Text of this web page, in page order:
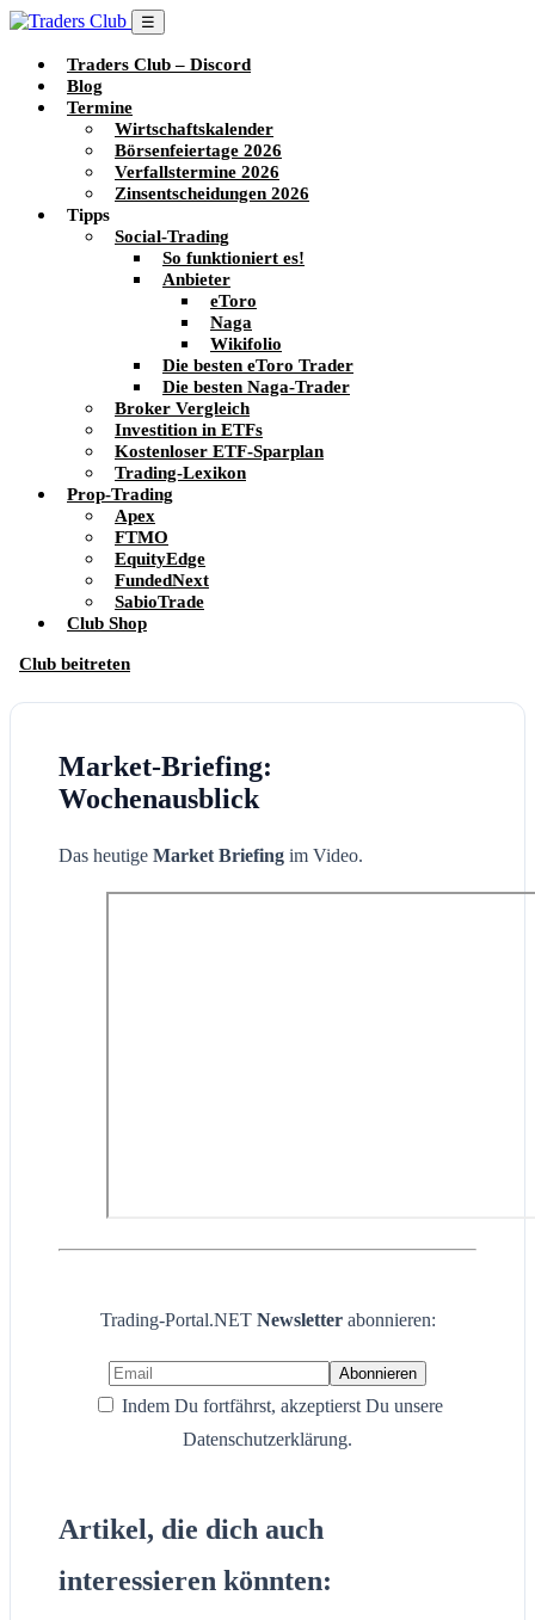
☰
Traders Club – Discord
Blog
Termine
Wirtschaftskalender
Börsenfeiertage 2026
Verfallstermine 2026
Zinsentscheidungen 2026
Tipps
Social-Trading
So funktioniert es!
Anbieter
eToro
Naga
Wikifolio
Die besten eToro Trader
Die besten Naga-Trader
Broker Vergleich
Investition in ETFs
Kostenloser ETF-Sparplan
Trading-Lexikon
Prop-Trading
Apex
FTMO
EquityEdge
FundedNext
SabioTrade
Club Shop
Club beitreten
Market-Briefing:
Wochenausblick
Das heutige Market Briefing im Video.
Trading-Portal.NET Newsletter abonnieren:
Indem Du fortfährst, akzeptierst Du unsere
Datenschutzerklärung.
Artikel, die dich auch
interessieren könnten: